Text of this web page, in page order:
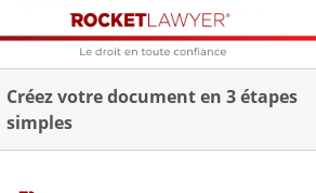
Créez votre document en 3 étapes
simples